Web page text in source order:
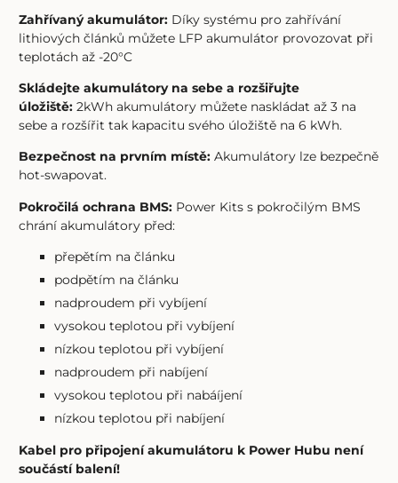
Zahřívaný akumulátor: Díky systému pro zahřívání
lithiových článků můžete LFP akumulátor provozovat při
teplotách až -20°C
Skládejte akumulátory na sebe a rozšiřujte
úložiště:2kWh akumulátory můžete naskládat až 3 na
sebe a rozšířit tak kapacitu svého úložiště na 6 kWh.
Bezpečnost na prvním místě:Akumulátory lze bezpečně
hot-swapovat.
Pokročilá ochrana BMS: Power Kits s pokročilým BMS
chrání akumulátory před:
přepětím na článku
podpětím na článku
nadproudem při vybíjení
vysokou teplotou při vybíjení
nízkou teplotou při vybíjení
nadproudem při nabíjení
vysokou teplotou při nabáíjení
nízkou teplotou při nabíjení
Kabel pro připojení akumulátoru k Power Hubu není
součástí balení!